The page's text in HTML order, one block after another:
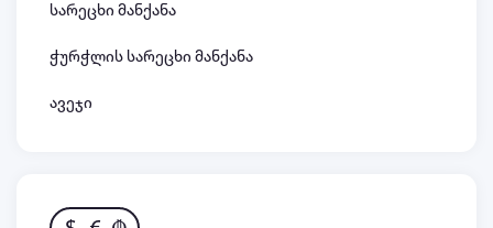
სარეცხი მანქანა
ჭურჭლის სარეცხი მანქანა
ავეჯი